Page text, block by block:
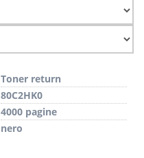
Toner return
80C2HK0
4000 pagine
nero